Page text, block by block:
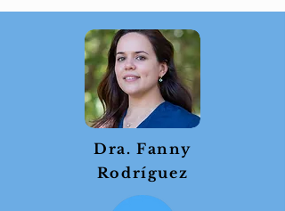
Dra. Fanny
Rodríguez